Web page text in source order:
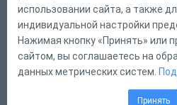
Русский
Справка
Форма обратной связи
использовании сайта, а также
индивидуальной настройки
Нажимая кнопку «Принять» или
сайтом, вы соглашаетесь на
данных метрических систем.
Принять